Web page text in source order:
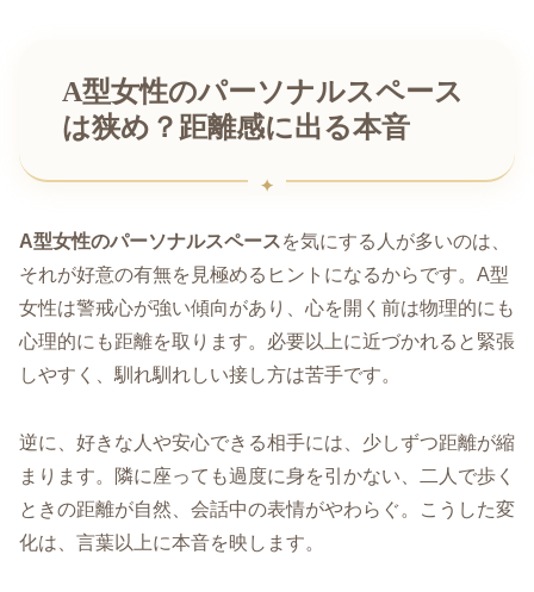
A型女性のパーソナルスペース
は狭め？距離感に出る本音
A型女性のパーソナルスペースを気にする人が多いのは、
それが好意の有無を見極めるヒントになるからです。A型
女性は警戒心が強い傾向があり、心を開く前は物理的にも
心理的にも距離を取ります。必要以上に近づかれると緊張
しやすく、馴れ馴れしい接し方は苦手です。
逆に、好きな人や安心できる相手には、少しずつ距離が縮
まります。隣に座っても過度に身を引かない、二人で歩く
ときの距離が自然、会話中の表情がやわらぐ。こうした変
化は、言葉以上に本音を映します。